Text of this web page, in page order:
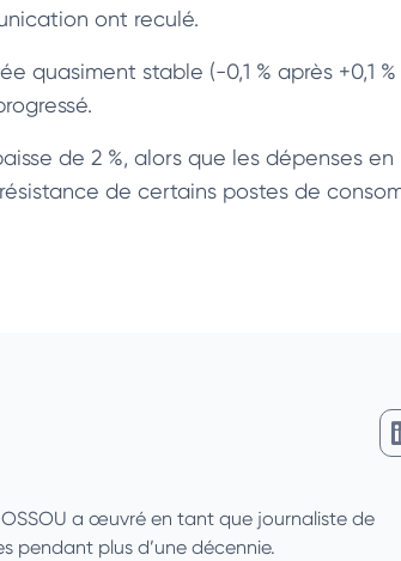
ont reculé.
quasiment stable (-0,1 % après +0,1 %
de 2 %, alors que les dépenses en
de certains postes de
a œuvré en tant que journaliste de
pendant plus d’une décennie.